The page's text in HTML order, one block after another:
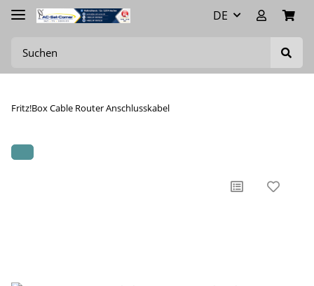
DE
Fritz!Box Cable Router Anschlusskabel